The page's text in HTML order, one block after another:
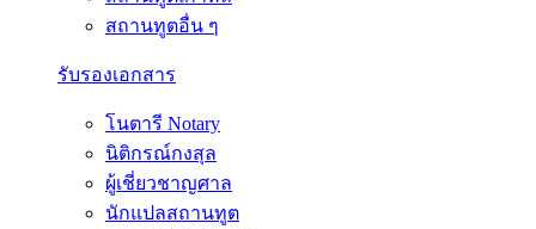
สถานทูตอื่น ๆ
รับรองเอกสาร
โนตารี Notary
นิติกรณ์กงสุล
ผู้เชี่ยวชาญศาล
นักแปลสถานทูต